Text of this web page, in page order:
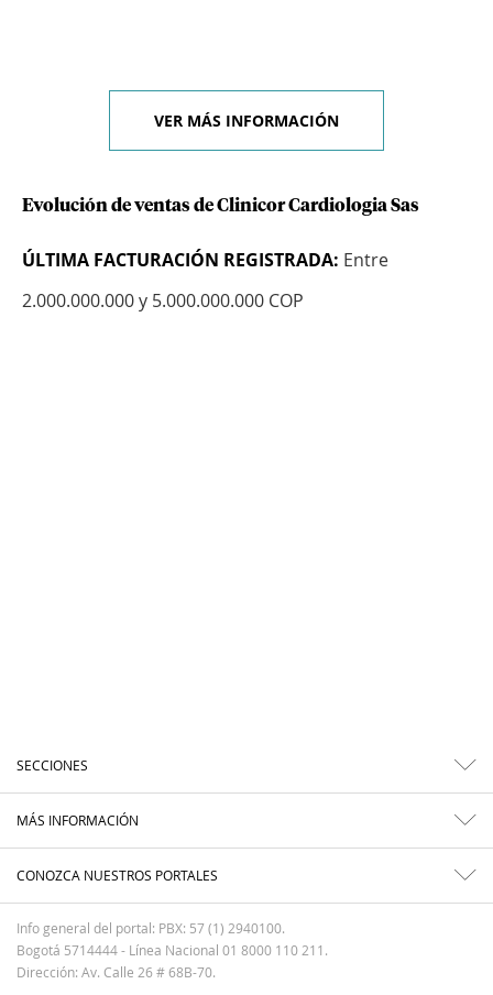
VER MÁS INFORMACIÓN
Evolución de ventas de Clinicor Cardiologia Sas
ÚLTIMA FACTURACIÓN REGISTRADA: Entre
2.000.000.000 y 5.000.000.000 COP
SECCIONES
MÁS INFORMACIÓN
CONOZCA NUESTROS PORTALES
Info general del portal: PBX: 57 (1) 2940100.
Bogotá 5714444 - Línea Nacional 01 8000 110 211.
Dirección: Av. Calle 26 # 68B-70.